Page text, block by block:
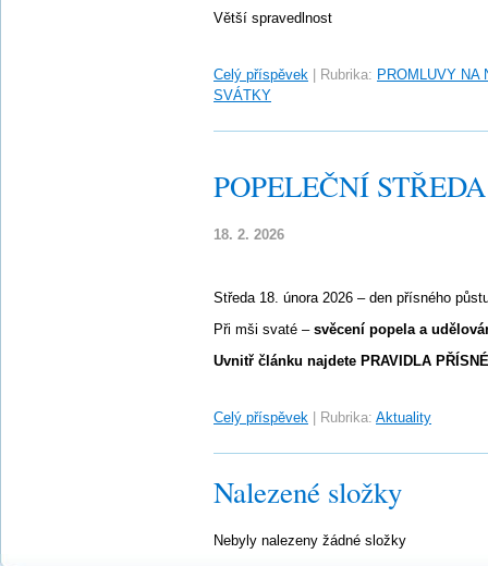
Větší spravedlnost
Celý příspěvek Rubrika: PROMLUVY NA
SVÁTKY
POPELEČNÍ
18. 2. 2026
Středa 18. února 2026 – den přísného
Při mši svaté – svěcení popela a
Uvnitř článku najdete PRAVIDLA
Celý příspěvek Rubrika: Aktuality
Nalezené složky
Nebyly nalezeny žádné složky